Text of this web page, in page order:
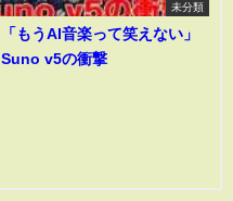
未分類
「もうAI音楽って笑えない」
Suno v5の衝撃